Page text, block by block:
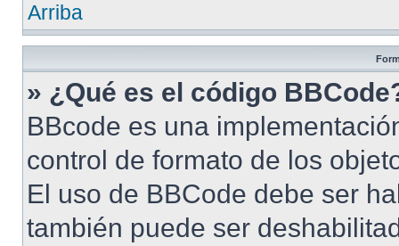
Arriba
» ¿Qué es el código
BBcode es una
control de formato de los
El uso de BBCode debe ser
también puede ser